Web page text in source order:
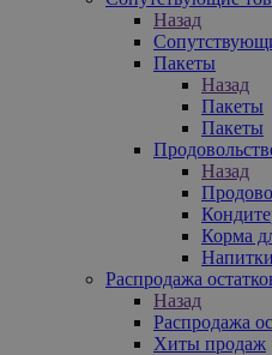
Назад
Пакеты
Назад
Пакеты
Пакеты
Назад
Корма
Напитки
Распродажа
Назад
Распродажа
Хиты продаж